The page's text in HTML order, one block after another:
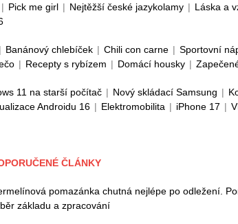
| Pick me girl | Nejtěžší české jazykolamy | Láska a
| Banánový chlebíček | Chili con carne | Sportovní
| Recepty s rybízem | Domácí housky |
11 na starší počítač | Nový skládací Samsung |
Androidu 16 | Elektromobilita | iPhone 17 |
ČLÁNKY
pomazánka chutná nejlépe po odležení.
základu a zpracování